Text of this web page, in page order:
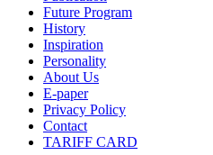
Future Program
History
Inspiration
Personality
About Us
E-paper
Privacy Policy
Contact
TARIFF CARD